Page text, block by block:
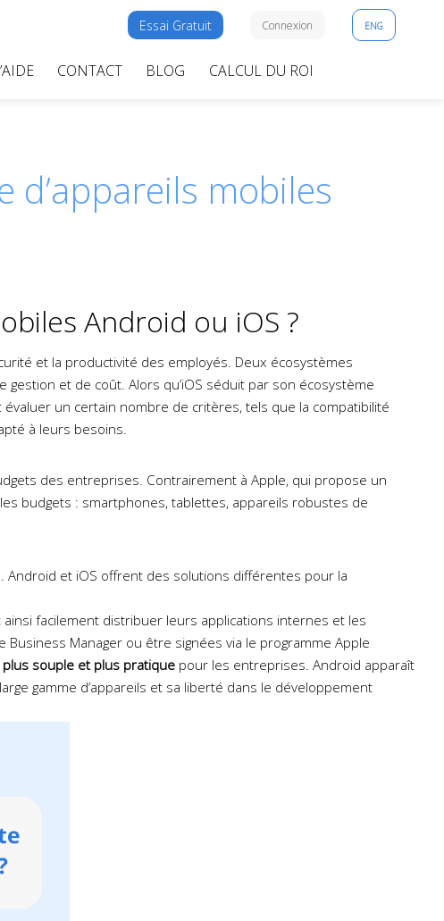
CONTACT BLOG CALCUL DU ROI
Essai Gratuit Connexion ENG
mobiles
Android ou iOS ?
et la productivité des employés. Deux écosystèmes
et de coût. Alors qu’iOS séduit par son écosystème
un certain nombre de critères, tels que la compatibilité
à leurs besoins.
des entreprises. Contrairement à Apple, qui propose un
budgets : smartphones, tablettes, appareils robustes de
et iOS offrent des solutions différentes pour la
facilement distribuer leurs applications internes et les
Manager ou être signées via le programme Apple
souple et plus pratique pour les entreprises. Android apparaît
gamme d’appareils et sa liberté dans le développement